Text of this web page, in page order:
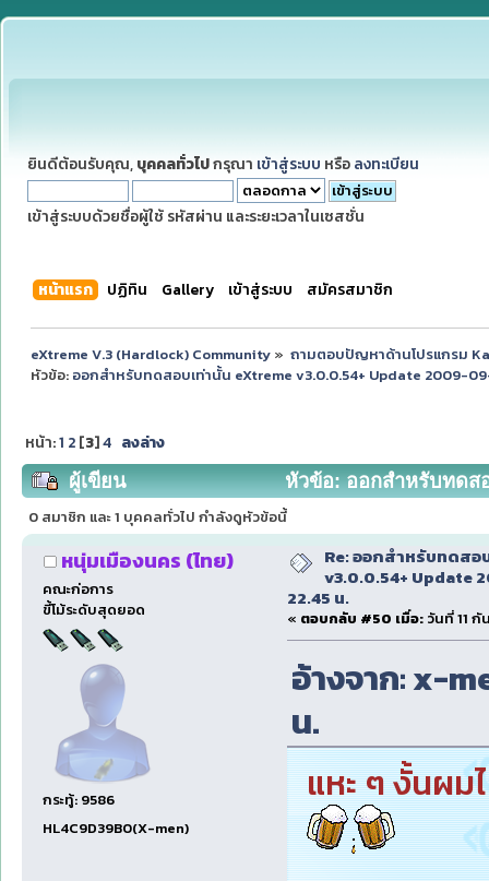
ยินดีต้อนรับคุณ, บุคคลทั่วไปกรุณา เข้าสู่ระบบ หรือ ลงทะเบียน
เข้าสู่ระบบด้วยชื่อผู้ใช้ รหัสผ่าน และระยะเวลาในเซสชั่น
หน้าแรก ปฏิทิน Gallery เข้าสู่ระบบ สมัครสมาชิก
eXtreme V.3 (Hardlock) Community» ถามตอบปัญหาด้านโปรแกรม
หัวข้อ: ออกสำหรับทดสอบเท่านั้น eXtreme v3.0.0.54+ Update 2009-09-
หน้า:1 2[3]4 ลงล่าง
ผู้เขียน
หัวข้อ: ออกสำหรับทดสอ
22.45 น. (อ่าน 97123 ครั้ง)
0 สมาชิก และ 1 บุคคลทั่วไป กำลังดูหัวข้อนี้
หนุ่มเมืองนคร (ไทย)
คณะก่อการ
ขี้โม้ระดับสุดยอด
กระทู้: 9586
HL4C9D39B0(X-men)
Re: ออกสำหรับทดสอ
v3.0.0.54+ Update
22.45 น.
« ตอบกลับ #50 เมื่อ: วันที่ 11 กั
อ้างจาก: x-
น.
แหะ ๆ งั้นผ